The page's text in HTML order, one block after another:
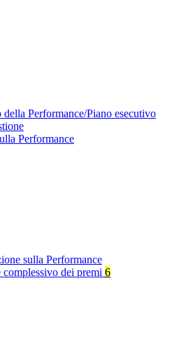
della Performance/Piano esecutivo
Performance
sulla Performance
complessivo dei premi 6